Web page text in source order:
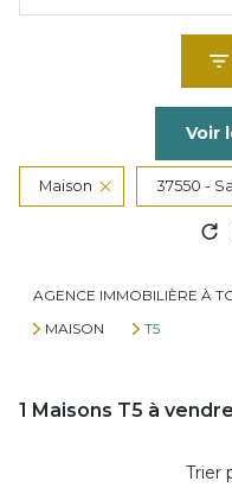
Voir
Maison 37550 -
AGENCE IMMOBILIÈRE À
MAISON
T5
1 Maisons T5 à
Trier